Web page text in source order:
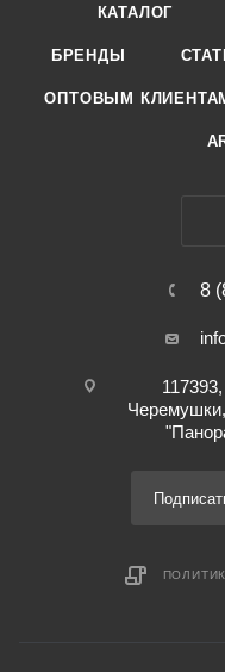
КАТАЛОГ
БРЕНДЫ
ОПТОВЫМ
8